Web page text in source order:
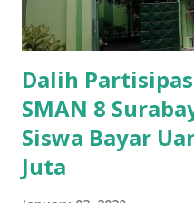
Dalih
SMAN 8
Siswa Bayar
Juta